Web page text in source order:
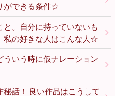
ができる条件☆
と。自分に持っていないも
私の好きな人はこんな人☆
いう時に仮ナレーション
話！ 良い作品はこうして